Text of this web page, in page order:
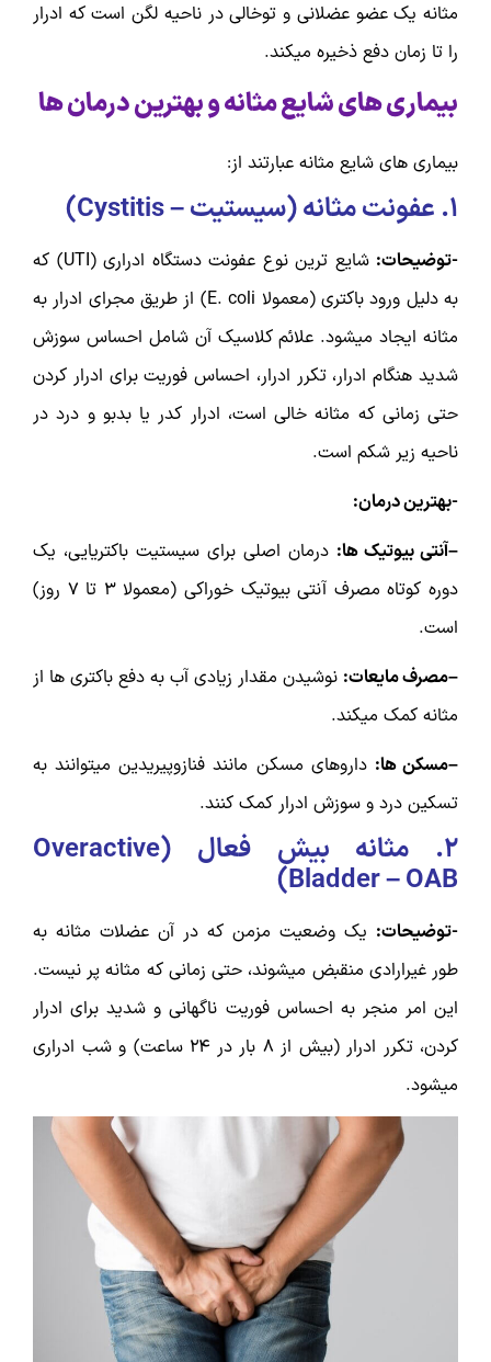
مثانه یک عضو عضلانی و توخالی در ناحیه لگن است که ادرار
را تا زمان دفع ذخیره میکند.
بیماری های شایع مثانه و بهترین درمان ها
بیماری های شایع مثانه عبارتند از:
۱. عفونت مثانه (سیستیت –Cystitis
)
-توضیحات:
شایع ترین نوع عفونت دستگاه ادراری (UTI) که
به دلیل ورود باکتری (معمولا E. coli) از طریق مجرای ادرار به
مثانه ایجاد میشود. علائم کلاسیک آن شامل احساس سوزش
شدید هنگام ادرار، تکرر ادرار، احساس فوریت برای ادرار کردن
حتی زمانی که مثانه خالی است، ادرار کدر یا بدبو و درد در
ناحیه زیر شکم است.
-بهترین درمان:
–آنتی بیوتیک ها: درمان اصلی برای سیستیت باکتریایی، یک
دوره کوتاه مصرف آنتی بیوتیک خوراکی (معمولا ۳ تا ۷ روز)
است.
–مصرف مایعات: نوشیدن مقدار زیادی آب به دفع باکتری ها از
مثانه کمک میکند.
–مسکن ها: داروهای مسکن مانند فنازوپیریدین میتوانند به
تسکین درد و سوزش ادرار کمک کنند.
۲. مثانه بیش فعال (Overactive
Bladder – OAB
)
-توضیحات: یک وضعیت مزمن که در آن عضلات مثانه به
طور غیرارادی منقبض میشوند، حتی زمانی که مثانه پر نیست.
این امر منجر به احساس فوریت ناگهانی و شدید برای ادرار
کردن، تکرر ادرار (بیش از ۸ بار در ۲۴ ساعت) و شب ادراری
میشود.